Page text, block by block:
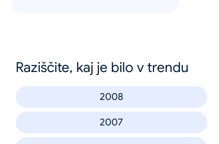
Raziščite, kaj je bilo v trendu
2008
2007